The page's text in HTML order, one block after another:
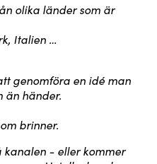
olika länder som är
Italien …
genomföra en idé man
än händer.
brinner.
- eller kommer